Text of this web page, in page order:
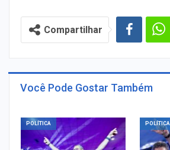
Compartilhar
Você Pode Gostar Também
POLÍTICA POLÍTICA